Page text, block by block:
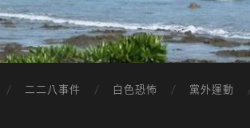
二二八事件 白色恐怖 黨外運動